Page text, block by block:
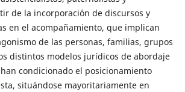
de la incorporación de discursos y
en el acompañamiento, que implican
de las personas, familias, grupos
distintos modelos jurídicos de abordaje
condicionado el posicionamiento
situándose mayoritariamente en